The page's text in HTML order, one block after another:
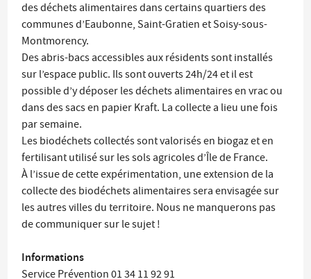
des déchets alimentaires dans certains quartiers des
communes d’Eaubonne, Saint-Gratien et Soisy-sous-
Montmorency.
Des abris-bacs accessibles aux résidents sont installés
sur l’espace public. Ils sont ouverts 24h/24 et il est
possible d’y déposer les déchets alimentaires en vrac ou
dans des sacs en papier Kraft. La collecte a lieu une fois
par semaine.
Les biodéchets collectés sont valorisés en biogaz et en
fertilisant utilisé sur les sols agricoles d’Île de France.
À l’issue de cette expérimentation, une extension de la
collecte des biodéchets alimentaires sera envisagée sur
les autres villes du territoire. Nous ne manquerons pas
de communiquer sur le sujet !
Informations
Service Prévention 01 34 11 92 91